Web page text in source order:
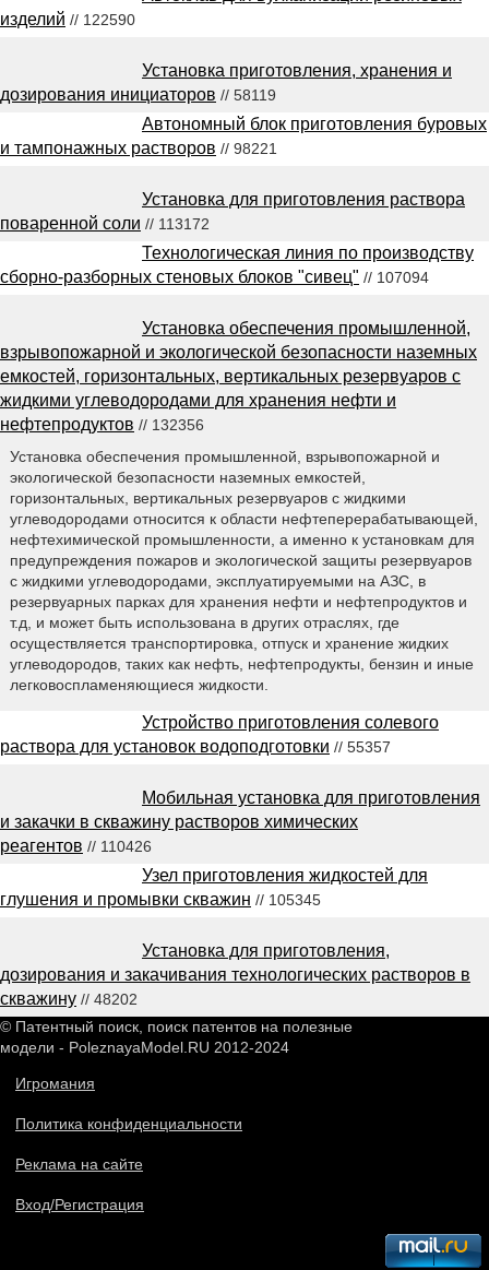
изделий // 122590
Установка приготовления, хранения и
дозирования инициаторов // 58119
Автономный блок приготовления буровых
и тампонажных растворов // 98221
Установка для приготовления раствора
поваренной соли // 113172
Технологическая линия по производству
сборно-разборных стеновых блоков "сивец" // 107094
Установка обеспечения промышленной,
взрывопожарной и экологической безопасности наземных
емкостей, горизонтальных, вертикальных резервуаров с
жидкими углеводородами для хранения нефти и
нефтепродуктов // 132356
Установка обеспечения промышленной, взрывопожарной и
экологической безопасности наземных емкостей,
горизонтальных, вертикальных резервуаров с жидкими
углеводородами относится к области нефтеперерабатывающей,
нефтехимической промышленности, а именно к установкам для
предупреждения пожаров и экологической защиты резервуаров
с жидкими углеводородами, эксплуатируемыми на АЗС, в
резервуарных парках для хранения нефти и нефтепродуктов и
т.д, и может быть использована в других отраслях, где
осуществляется транспортировка, отпуск и хранение жидких
углеводородов, таких как нефть, нефтепродукты, бензин и иные
легковоспламеняющиеся жидкости.
Устройство приготовления солевого
раствора для установок водоподготовки // 55357
Мобильная установка для приготовления
и закачки в скважину растворов химических
реагентов // 110426
Узел приготовления жидкостей для
глушения и промывки скважин // 105345
Установка для приготовления,
дозирования и закачивания технологических растворов в
скважину // 48202
© Патентный поиск, поиск патентов на полезные
модели - PoleznayaModel.RU 2012-2024
Игромания
Политика конфиденциальности
Реклама на сайте
Вход/Регистрация